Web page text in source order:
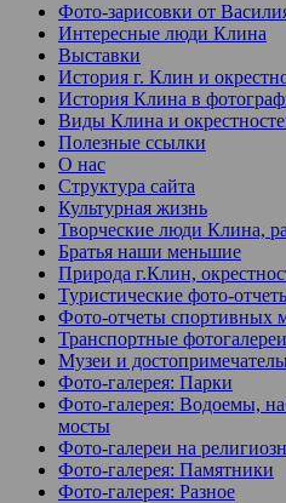
Фото-зарисовки от
Интересные люди Клина
Выставки
История г. Клин и
История Клина в
Виды Клина и
Полезные ссылки
О нас
Структура сайта
Культурная жизнь
Творческие люди Клина,
Братья наши меньшие
Природа г.Клин,
Туристические фото-
Фото-отчеты спортивных
Транспортные фотогалереи
Музеи и
Фото-галерея: Парки
Фото-галерея: Водоемы,
мосты
Фото-галереи на
Фото-галерея: Памятники
Фото-галерея: Разное